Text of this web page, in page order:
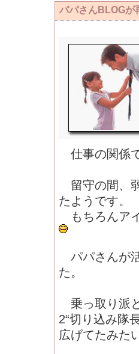
パパさんBLOGが
仕事の関係
留守の間、
たようです。
もちろんア
パパさんが
た。
乗っ取り派
2“切り込み隊
広げてたみた